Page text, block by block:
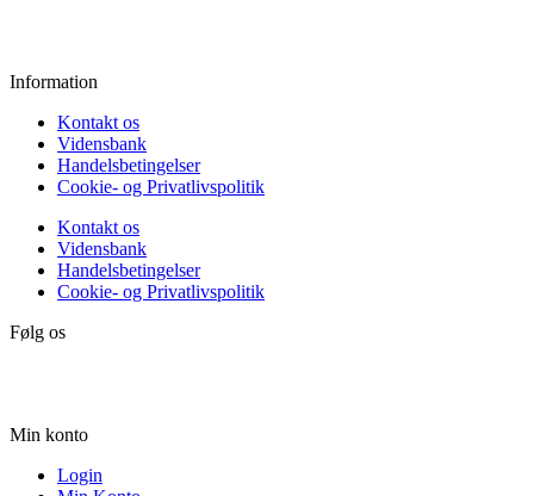
Information
Kontakt os
Vidensbank
Handelsbetingelser
Cookie- og Privatlivspolitik
Kontakt os
Vidensbank
Handelsbetingelser
Cookie- og Privatlivspolitik
Følg os
Min konto
Login